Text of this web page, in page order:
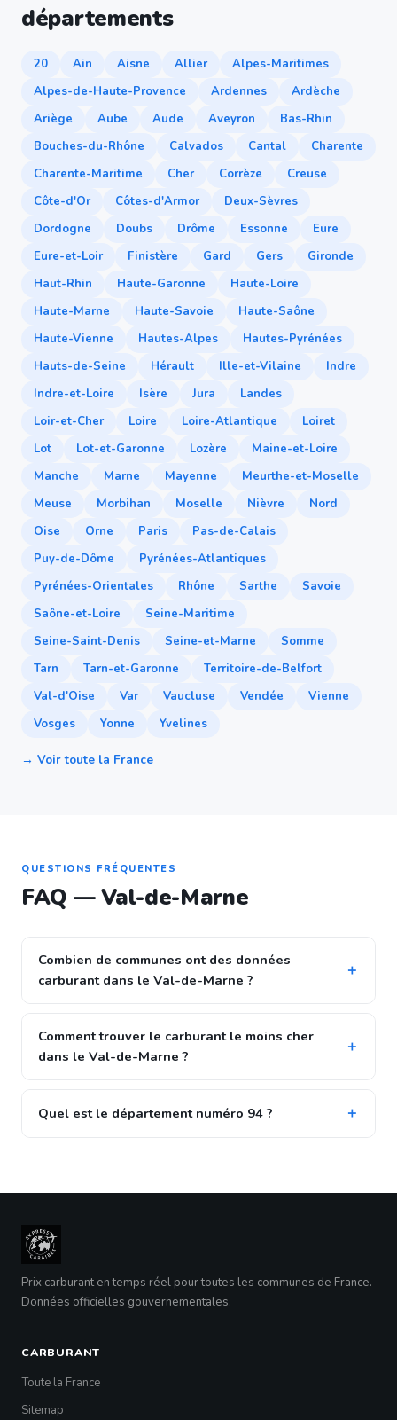
départements
20 Ain Aisne Allier
Alpes-Maritimes
Alpes-de-Haute-Provence
Ardennes
Ardèche
Ariège
Aube Aude Aveyron
Bas-Rhin
Bouches-du-Rhône
Calvados Cantal
Charente
Charente-Maritime
Cher Corrèze
Creuse
Côte-d'Or
Côtes-d'Armor
Deux-Sèvres
Dordogne
Doubs Drôme Essonne
Eure
Eure-et-Loir
Finistère Gard Gers
Gironde
Haut-Rhin
Haute-Garonne
Haute-Loire
Haute-Marne
Haute-Savoie
Haute-Saône
Haute-Vienne
Hautes-Alpes
Hautes-Pyrénées
Hauts-de-Seine
Hérault Ille-et-Vilaine
Indre
Indre-et-Loire
Isère Jura
Landes
Loir-et-Cher
Loire Loire-Atlantique
Loiret
Lot
Lot-et-Garonne Lozère
Maine-et-Loire
Manche
Marne Mayenne
Meurthe-et-Moselle
Meuse
Morbihan Moselle Nièvre
Nord
Oise
Orne Paris
Pas-de-Calais
Puy-de-Dôme
Pyrénées-Atlantiques
Pyrénées-Orientales
Rhône Sarthe
Savoie
Saône-et-Loire
Seine-Maritime
Seine-Saint-Denis
Seine-et-Marne
Somme
Tarn
Tarn-et-Garonne
Territoire-de-Belfort
Val-d'Oise
Var Vaucluse Vendée
Vienne
Vosges
Yonne Yvelines
→ Voir toute la France
QUESTIONS FRÉQUENTES
FAQ — Val-de-Marne
Combien de communes ont des données
carburant dans le Val-de-Marne ?
Comment trouver le carburant le moins cher
dans le Val-de-Marne ?
Quel est le département numéro 94 ?
Prix carburant en temps réel pour toutes les communes de France.
Données officielles gouvernementales.
CARBURANT
Toute la France
Sitemap